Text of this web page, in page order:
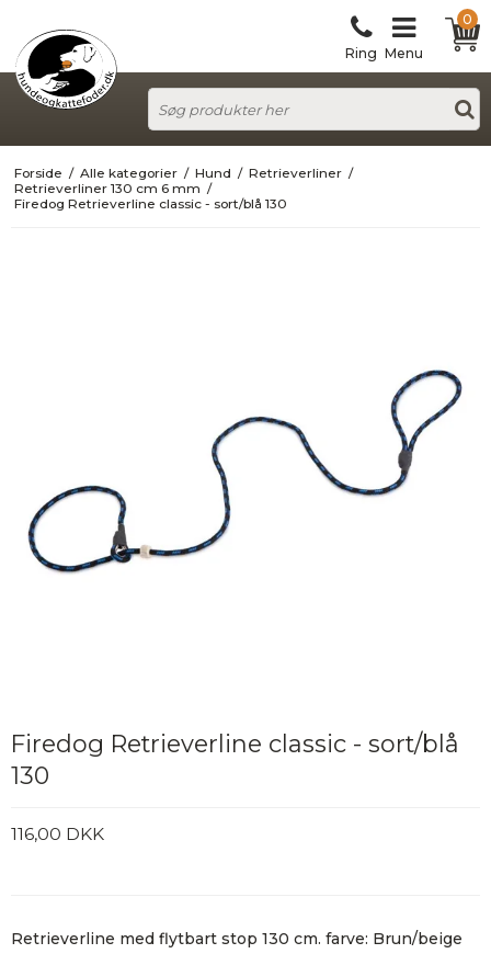
Ring Menu
0
Forside / Alle kategorier / Hund / Retrieverliner /
Retrieverliner 130 cm 6 mm /
Firedog Retrieverline classic - sort/blå 130
Firedog Retrieverline classic - sort/blå
130
116,00 DKK
Retrieverline med flytbart stop 130 cm. farve: Brun/beige